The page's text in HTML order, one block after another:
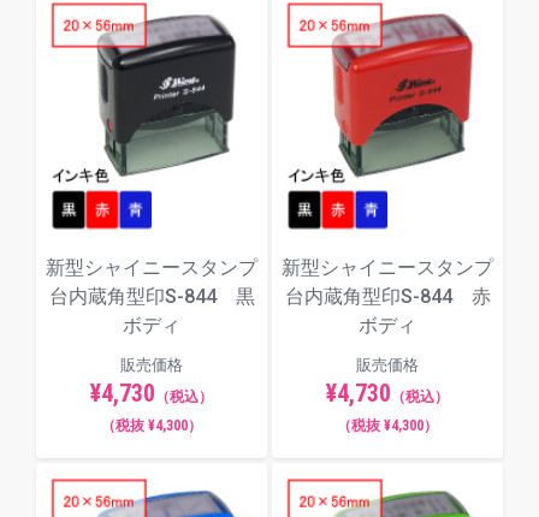
新型シャイニースタンプ
台内蔵角型印S-844 黒
ボディ
販売価格
¥4,730 （税込）
（税抜 ¥4,300）
新型シャイニースタンプ
台内蔵角型印S-844 赤
ボディ
販売価格
¥4,730 （税込）
（税抜 ¥4,300）